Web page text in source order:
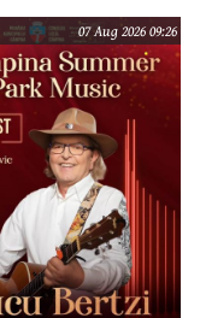
07 Aug 2026 09:26